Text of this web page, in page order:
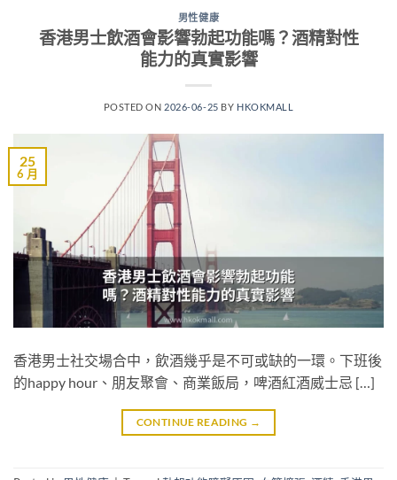
男性健康
香港男士飲酒會影響勃起功能嗎？酒精對性
能力的真實影響
POSTED ON 2026-06-25 BY HKOKMALL
25
6 月
香港男士社交場合中，飲酒幾乎是不可或缺的一環。下班後
的happy hour、朋友聚會、商業飯局，啤酒紅酒威士忌 […]
CONTINUE READING →